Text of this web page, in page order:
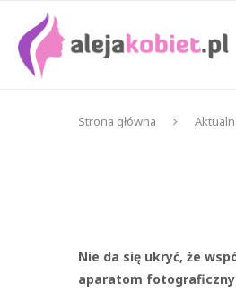
Strona główna
Nie da się ukryć, że
aparatom